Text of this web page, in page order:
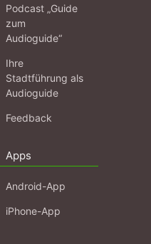
Podcast „Guide
zum
Audioguide“
Ihre
Stadtführung als
Audioguide
Feedback
Apps
Android-App
iPhone-App